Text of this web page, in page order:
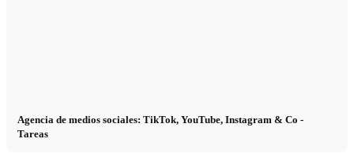
Agencia de medios sociales: TikTok, YouTube, Instagram & Co -
Tareas